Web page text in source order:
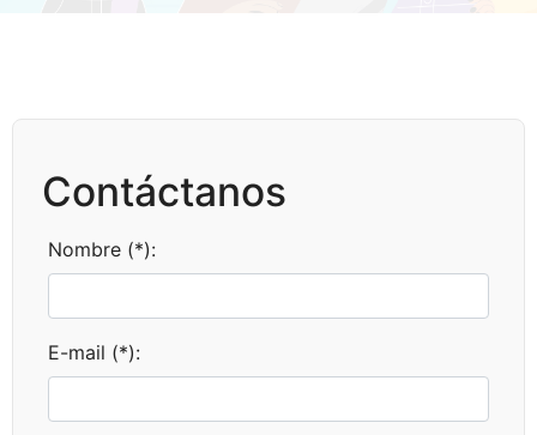
Contáctanos
Nombre (*):
E-mail (*):